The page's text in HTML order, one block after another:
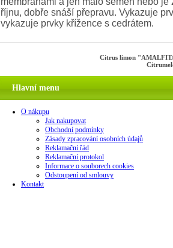
říjnu, dobře snáší přepravu. Vykazuje
vykazuje prvky křížence s cedrátem.
Citrus limon
Hlavní menu
O nákupu
Jak nakupovat
Obchodní podmínky
Zásady zpracování osobních údajů
Reklamační řád
Reklamační protokol
Informace o souborech cookies
Odstoupení od smlouvy
Kontakt